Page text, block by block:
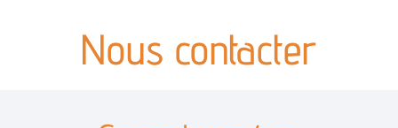
canapés et fauteuils
Nous contacter